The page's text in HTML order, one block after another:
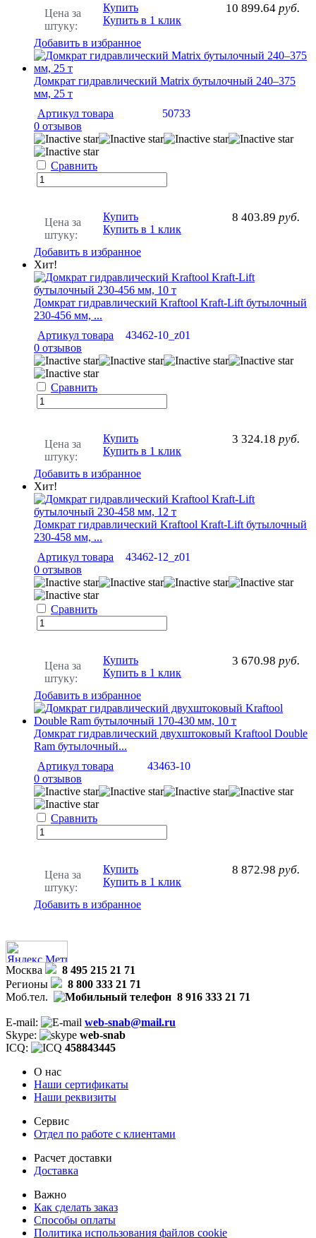
Цена за
штуку:
10 899.64 руб.
Купить
Купить в 1 клик
Добавить в избранное
Домкрат гидравлический Matrix бутылочный 240–375
мм, 25 т
Артикул товара
50733
0 отзывов
Сравнить
Цена за
штуку:
8 403.89 руб.
Купить
Купить в 1 клик
Добавить в избранное
Хит!
Домкрат гидравлический Kraftool Kraft-Lift бутылочный
230-456 мм, ...
Артикул товара
43462-10_z01
0 отзывов
Сравнить
Цена за
штуку:
3 324.18 руб.
Купить
Купить в 1 клик
Добавить в избранное
Хит!
Домкрат гидравлический Kraftool Kraft-Lift бутылочный
230-458 мм, ...
Артикул товара
43462-12_z01
0 отзывов
Сравнить
Цена за
штуку:
3 670.98 руб.
Купить
Купить в 1 клик
Добавить в избранное
Домкрат гидравлический двухштоковый Kraftool Double
Ram бутылочный...
Артикул товара
43463-10
0 отзывов
Сравнить
Цена за
штуку:
8 872.98 руб.
Купить
Купить в 1 клик
Добавить в избранное
Москва
8 495 215 21 71
Регионы
8 800 333 21 71
Моб.тел.
8 916 333 21 71
E-mail:
web-snab@mail.ru
Skype:
web-snab
ICQ:
458843445
О нас
Наши сертификаты
Наши реквизиты
Сервис
Отдел по работе с клиентами
Расчет доставки
Доставка
Важно
Как сделать заказ
Способы оплаты
Политика использования файлов cookie